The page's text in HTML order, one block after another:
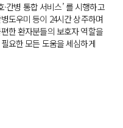
간병 통합 서비스’ 를 시행하고
도우미 등이 24시간 상주하며
한 ​ 환자분들의 보호자 역할을
요한 모든 도움을 세심하게